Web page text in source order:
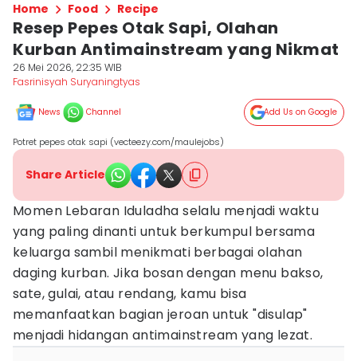
Home Food Recipe
Resep Pepes Otak Sapi, Olahan
Kurban Antimainstream yang Nikmat
26 Mei 2026, 22:35 WIB
Fasrinisyah Suryaningtyas
News Channel Add Us on Google
Potret pepes otak sapi (vecteezy.com/maulejobs)
Share Article
Momen Lebaran Iduladha selalu menjadi waktu
yang paling dinanti untuk berkumpul bersama
keluarga sambil menikmati berbagai olahan
daging kurban. Jika bosan dengan menu bakso,
sate, gulai, atau rendang, kamu bisa
memanfaatkan bagian jeroan untuk "disulap"
menjadi hidangan antimainstream yang lezat.